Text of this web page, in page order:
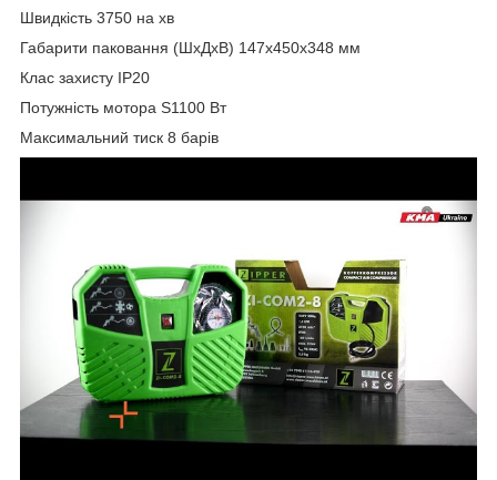
Швидкість 3750 на хв
Габарити паковання (ШхДхВ) 147х450х348 мм
Клас захисту IP20
Потужність мотора S1100 Вт
Максимальний тиск 8 барів